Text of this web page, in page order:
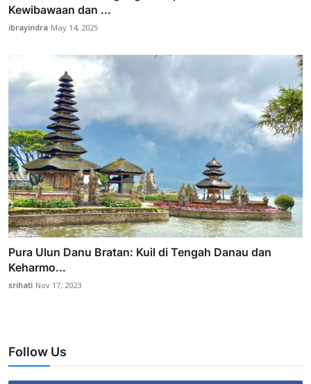
Kewibawaan dan ...
ibrayindra May 14, 2025
Pura Ulun Danu Bratan: Kuil di Tengah Danau dan
Keharmo...
srihati Nov 17, 2023
Follow Us